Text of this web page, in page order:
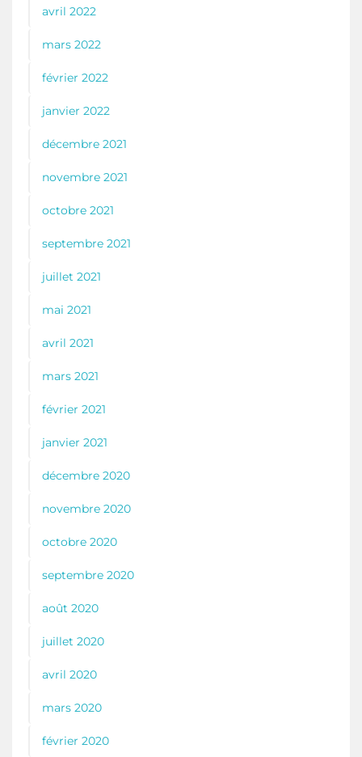
avril 2022
mars 2022
février 2022
janvier 2022
décembre 2021
novembre 2021
octobre 2021
septembre 2021
juillet 2021
mai 2021
avril 2021
mars 2021
février 2021
janvier 2021
décembre 2020
novembre 2020
octobre 2020
septembre 2020
août 2020
juillet 2020
avril 2020
mars 2020
février 2020